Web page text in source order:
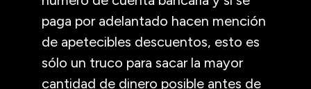
paga por adelantado hacen mención
de apetecibles descuentos, esto es
sólo un truco para sacar la mayor
cantidad de dinero posible antes de